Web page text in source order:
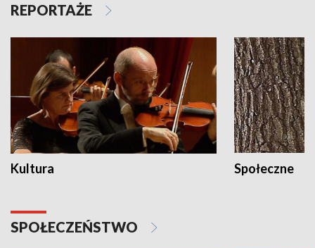
REPORTAŻE
Kultura Społeczne
SPOŁECZEŃSTWO